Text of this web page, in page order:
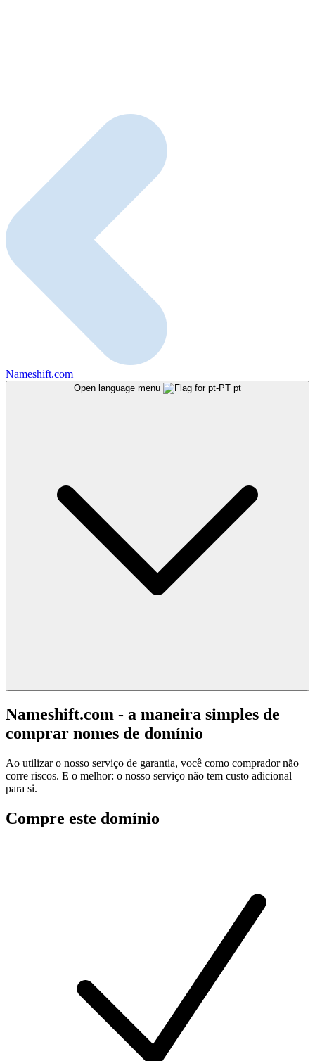
Nameshift.com
Open language menu pt
Nameshift.com - a maneira simples de
comprar nomes de domínio
Ao utilizar o nosso serviço de garantia, você como comprador não
corre riscos. E o melhor: o nosso serviço não tem custo adicional
para si.
Compre este domínio